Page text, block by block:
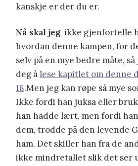
kanskje er der du er.
Nå skal jegikke gjenfortelle
hvordan denne kampen, for
selv på en mye bedre måte,
deg å lese kapitlet om denne
18.Men jeg kan røpe så mye
Ikke fordi han juksa eller
han hadde lært, men fordi
dem, trodde på den levende
ham. Det skiller han fra de
ikke mindretallet slik det ser